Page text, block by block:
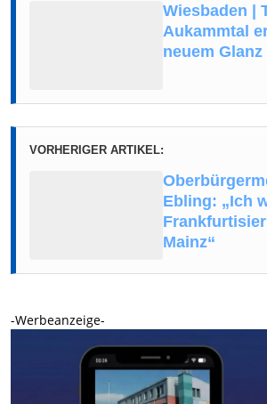
Wiesbaden |
Aukammtal
neuem Glanz
VORHERIGER ARTIKEL:
Ebling: „Ich
Mainz“
-Werbeanzeige-